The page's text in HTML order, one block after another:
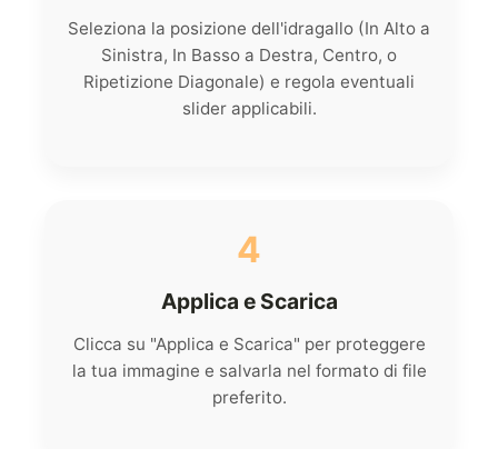
Seleziona la posizione dell'idragallo (In Alto a
Sinistra, In Basso a Destra, Centro, o
Ripetizione Diagonale) e regola eventuali
slider applicabili.
4
Applica e Scarica
Clicca su "Applica e Scarica" per proteggere
la tua immagine e salvarla nel formato di file
preferito.